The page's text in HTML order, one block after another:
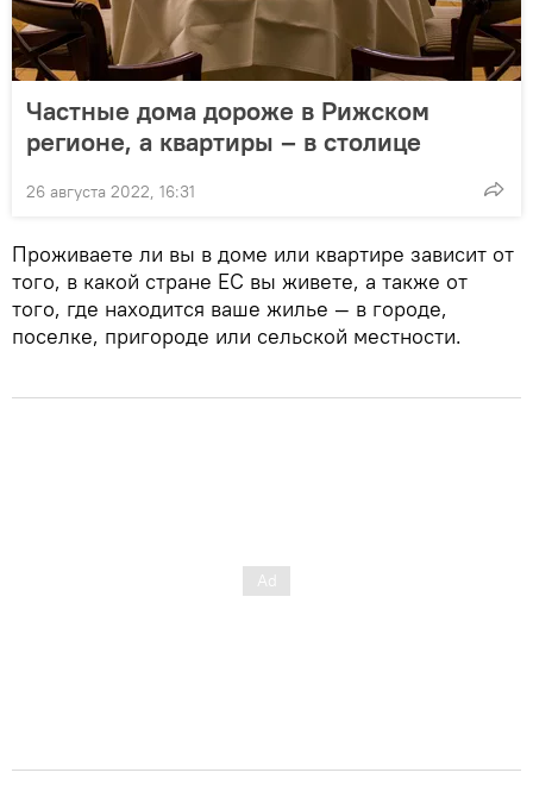
Частные дома дороже в Рижском
регионе, а квартиры – в столице
26 августа 2022, 16:31
Проживаете ли вы в доме или квартире зависит от
того, в какой стране ЕС вы живете, а также от
того, где находится ваше жилье — в городе,
поселке, пригороде или сельской местности.